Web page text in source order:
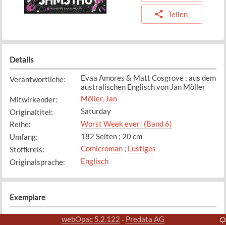
Teilen
Details
Verantwortliche:
Evaa Amores & Matt Cosgrove ; aus dem
australischen Englisch von Jan Möller
Mitwirkender:
Möller, Jan
Originaltitel:
Saturday
Reihe:
Worst Week ever! (Band 6)
Umfang:
182 Seiten ; 20 cm
Stoffkreis: Comicroman; Lustiges
Originalsprache: Englisch
Exemplare
webOpac 5.2.122 - Predata AG